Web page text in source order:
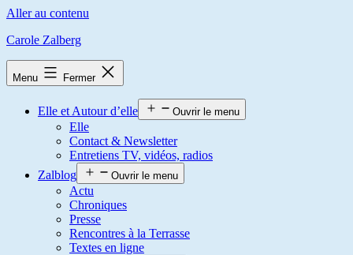
Aller au contenu
Carole Zalberg
Menu Fermer
Elle et Autour d’elle Ouvrir le menu
Elle
Contact & Newsletter
Entretiens TV, vidéos, radios
Zalblog
Ouvrir le menu
Actu
Chroniques
Presse
Rencontres à la Terrasse
Textes en ligne